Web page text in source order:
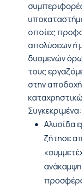
οποίες
απολύσεων ή
δυσμενών
τους
στην
Συγκεκριμένα:
Αλυσίδα
ζήτησε
ανάκαμψη